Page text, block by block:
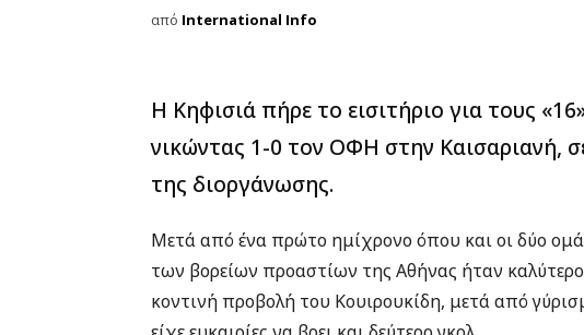
από International Info
Η Κηφισιά πήρε το εισιτήριο για τους
νικώντας 1-0 τον ΟΦΗ στην Καισαριανή,
της διοργάνωσης.
Μετά από ένα πρώτο ημίχρονο όπου και οι δύο
των βορείων προαστίων της Αθήνας ήταν καλύτερο
κοντινή προβολή του Κουιρουκίδη, μετά από